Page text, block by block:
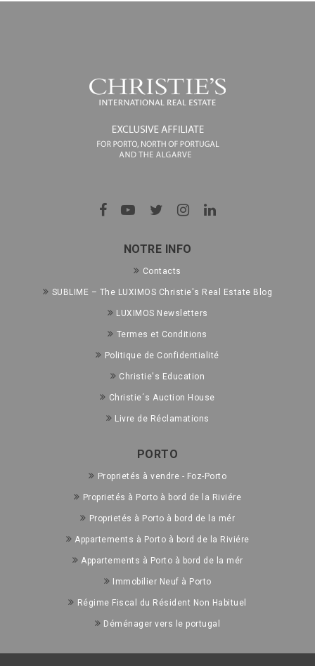
NOTRE INFO
Contacts
SUBLIME – The LUXIMOS Christie's Real Estate Blog
LUXIMOS Newsletters
Termes et Conditions
Politique de Confidentialité
Christie's Education
Christie´s Auction House
Livre de Réclamations
PORTO
Proprietés à vendre - Foz-Porto
Proprietés à Porto à bord de la Riviére
Proprietés à Porto à bord de la mér
Appartements à Porto à bord de la Riviére
Appartements à Porto à bord de la mér
Immobilier Neuf à Porto
Régime Fiscal du Résident Non Habituel
Déménager vers le portugal